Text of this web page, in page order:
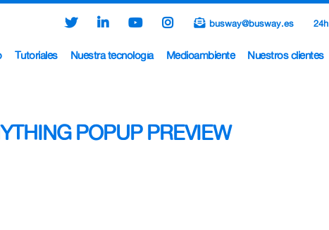
busway@busway.es 24h
Tutoriales Nuestra tecnología Medioambiente Nuestros clientes
POPUP PREVIEW